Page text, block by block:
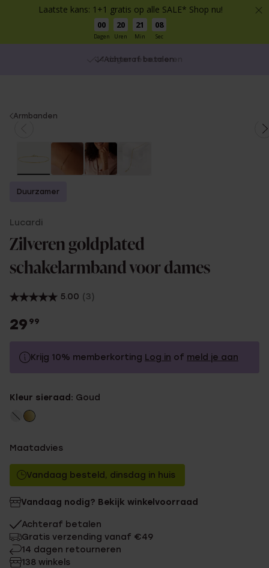
Laatste kans: 1+1 gratis op alle SALE* Shop nu!
00
Dagen
20
Uren
21
Min
08
Sec
Achteraf betalen
You
Armbanden
Duurzamer
Lucardi
Zilveren goldplated
schakelarmband voor dames
5.00 (3)
29 99
Krijg 10% memberkorting Log in of meld je aan
Zonder memberkorting
Kleur sieraad: Goud
Maatadvies
Vandaag besteld, dinsdag in huis
Vandaag nodig? Bekijk winkelvoorraad
Achteraf betalen
Gratis verzending vanaf €49
14 dagen retourneren
138 winkels